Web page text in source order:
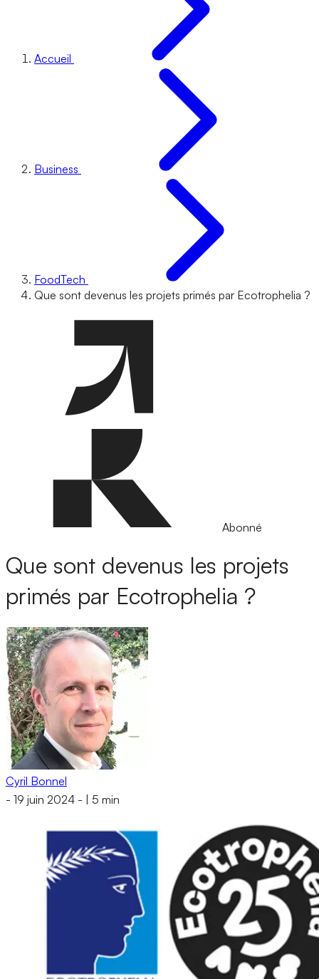
Accueil
Business
FoodTech
Que sont devenus les projets primés par Ecotrophelia ?
Abonné
Que sont devenus les projets
primés par Ecotrophelia ?
Cyril Bonnel
- 19 juin 2024 - 5 min